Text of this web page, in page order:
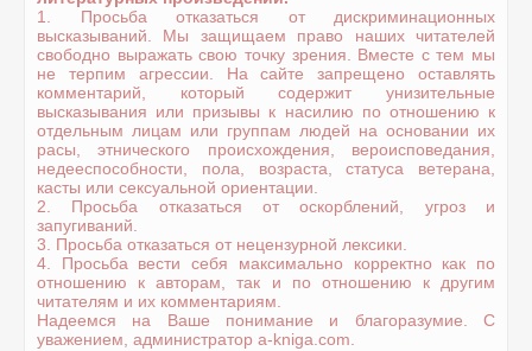
1. Просьба отказаться от дискриминационных
высказываний. Мы защищаем право наших читателей
свободно выражать свою точку зрения. Вместе с тем мы
не терпим агрессии. На сайте запрещено оставлять
комментарий, который содержит унизительные
высказывания или призывы к насилию по отношению к
отдельным лицам или группам людей на основании их
расы, этнического происхождения, вероисповедания,
недееспособности, пола, возраста, статуса ветерана,
касты или сексуальной ориентации.
2. Просьба отказаться от оскорблений, угроз и
запугиваний.
3. Просьба отказаться от нецензурной лексики.
4. Просьба вести себя максимально корректно как по
отношению к авторам, так и по отношению к другим
читателям и их комментариям.
Надеемся на Ваше понимание и благоразумие. С
уважением, администратор a-kniga.com.